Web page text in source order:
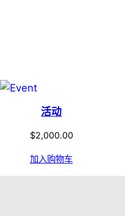
活动
$2,000.00
加入购物车